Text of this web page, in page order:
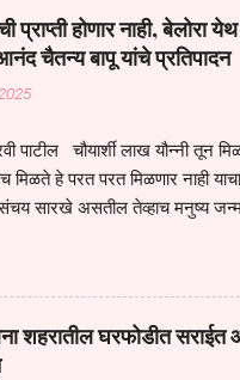
मानव जातीची मानसीक अवस्था
सगळ्याना करून दीली आहे
आळस आ...
होणार नाही, बेलोरा
चैतन्य बापू यांचे प्रतिपादन
पाटील चौयार्शी लाख यौन्नी
मिळते हे परत परत मिळणार नाही
संचय सारखे असतील तेव्हाच मनुष्य
व्यसन लागण्यापेक्षा भगवत भंक्ती
होत असतात यापैकी भगवत कृपा
गरज आहे त्याला मनापासून
बापू यांनी तळणी येथून जवळच
शहरातील घरफोडीत